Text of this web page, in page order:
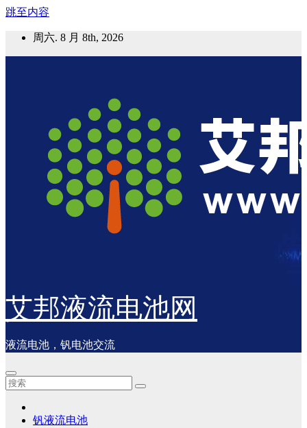
跳至内容
周六. 8 月 8th, 2026
艾邦液流电池网
液流电池，钒电池交流
钒液流电池